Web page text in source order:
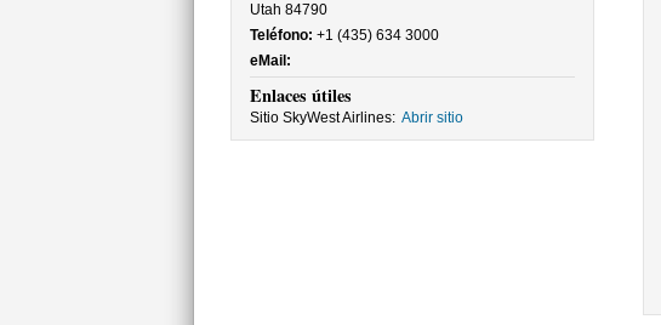
Utah 84790
Teléfono: +1 (435) 634 3000
eMail:
Enlaces útiles
Sitio SkyWest Airlines: Abrir sitio